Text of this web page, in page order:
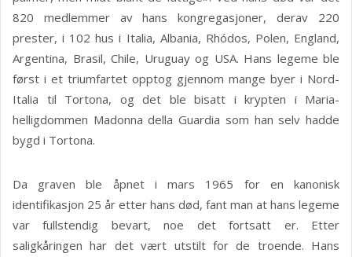
820 medlemmer av hans kongregasjoner, derav 220
prester, i 102 hus i Italia, Albania, Rhódos, Polen, England,
Argentina, Brasil, Chile, Uruguay og USA. Hans legeme ble
først i et triumfartet opptog gjennom mange byer i Nord-
Italia til Tortona, og det ble bisatt i krypten i Maria-
helligdommen Madonna della Guardia som han selv hadde
bygd i Tortona.
Da graven ble åpnet i mars 1965 for en kanonisk
identifikasjon 25 år etter hans død, fant man at hans legeme
var fullstendig bevart, noe det fortsatt er. Etter
saligkåringen har det vært utstilt for de troende. Hans